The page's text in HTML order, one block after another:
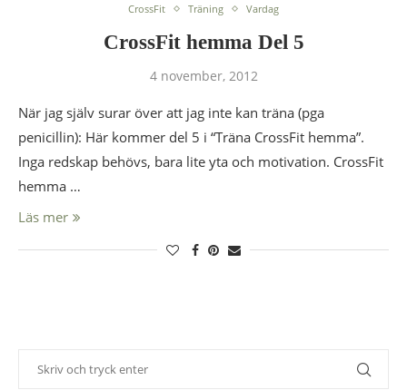
CrossFit Träning Vardag
CrossFit hemma Del 5
4 november, 2012
När jag själv surar över att jag inte kan träna (pga
penicillin): Här kommer del 5 i “Träna CrossFit hemma”.
Inga redskap behövs, bara lite yta och motivation. CrossFit
hemma …
Läs mer